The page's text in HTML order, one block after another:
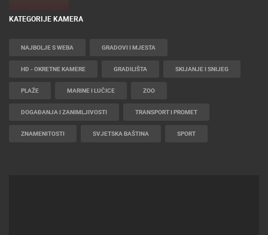
KATEGORIJE KAMERA
NAJBOLJE S WEBA GRADOVI I MJESTA
HD - OKRETNE KAMERE GRADILIŠTA SKIJANJE I SNIJEG
PLAŽE MARINE I LUČICE ZOO
DOGAĐANJA I ZANIMLJIVOSTI TRANSPORT I PROMET
ZNAMENITOSTI SVJETSKA BAŠTINA SPORT